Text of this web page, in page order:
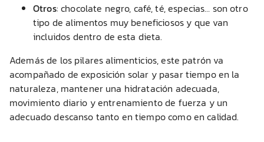
Otros: chocolate negro, café, té, especias… son otro
tipo de alimentos muy beneficiosos y que van
incluidos dentro de esta dieta.
Además de los pilares alimenticios, este patrón va
acompañado de exposición solar y pasar tiempo en la
naturaleza, mantener una hidratación adecuada,
movimiento diario y entrenamiento de fuerza y un
adecuado descanso tanto en tiempo como en calidad.